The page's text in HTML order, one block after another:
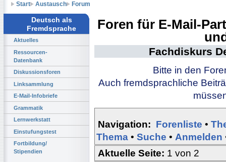
Start
Austausch Forum
Deutsch als
Fremdsprache
Aktuelles
Ressourcen-
Datenbank
Diskussionsforen
Linksammlung
E-Mail-Infobriefe
Grammatik
Lernwerkstatt
Einstufungstest
Fortbildung/
Stipendien
Foren für E-Mail-
Fachdiskurs
Bitte in den
Auch fremdsprachliche
Navigation: Forenliste •
Thema • Suche • Anmelden
Aktuelle Seite: 1 von 2